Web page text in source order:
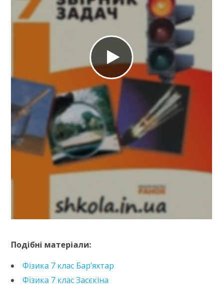
zadach&pageLayout=singlePage&u=kreidaros
Подібні матеріали:
Фізика 7 клас Бар’яхтар
Фізика 7 клас Засєкіна